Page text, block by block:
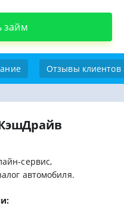
займ
Отзывы клиентов
сервис,
автомобиля.